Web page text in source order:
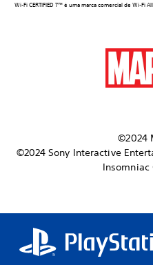
Wi-Fi CERTIFIED 7™ é uma marca comercial de Wi-Fi
©2024
©2024 Sony Interactive
Insomniac